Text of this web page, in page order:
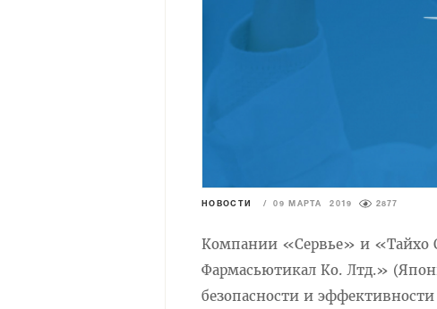
НОВОСТИ / 09 МАРТА 2019 2877
Компании «Сервье» и «Тайхо
Фармасьютикал Ко. Лтд.»
безопасности и